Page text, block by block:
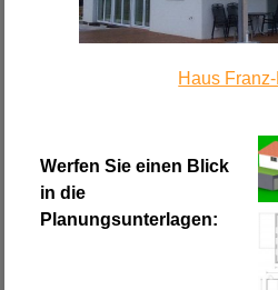
Haus
Werfen Sie einen Blick
in die
Planungsunterlagen: